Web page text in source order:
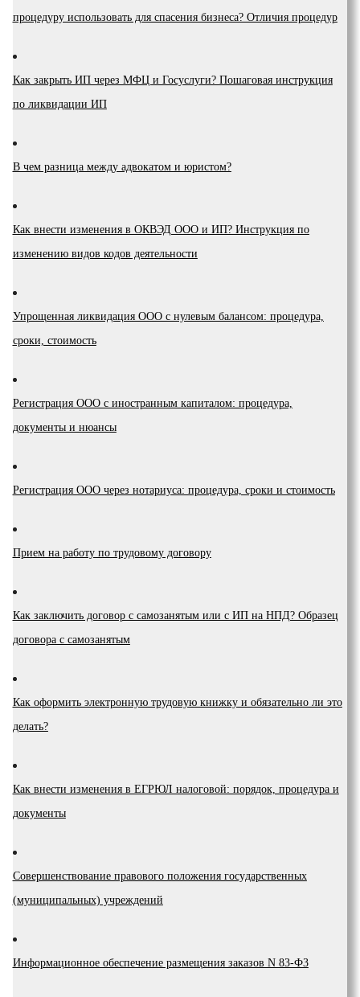
процедуру использовать для спасения бизнеса? Отличия процедур
Как закрыть ИП через МФЦ и Госуслуги? Пошаговая инструкция
по ликвидации ИП
В чем разница между адвокатом и юристом?
Как внести изменения в ОКВЭД ООО и ИП? Инструкция по
изменению видов кодов деятельности
Упрощенная ликвидация ООО с нулевым балансом: процедура,
сроки, стоимость
Регистрация ООО с иностранным капиталом: процедура,
документы и нюансы
Регистрация ООО через нотариуса: процедура, сроки и стоимость
Прием на работу по трудовому договору
Как заключить договор с самозанятым или с ИП на НПД? Образец
договора с самозанятым
Как оформить электронную трудовую книжку и обязательно ли это
делать?
Как внести изменения в ЕГРЮЛ налоговой: порядок, процедура и
документы
Coвepшeнcтвoвaниe пpaвoвoгo пoлoжeния гocyдapcтвeнныx
(мyниципaльныx) yчpeждeний
Инфopмaциoннoe oбecпeчeниe paзмeщeния зaкaзoв N 83-Ф3